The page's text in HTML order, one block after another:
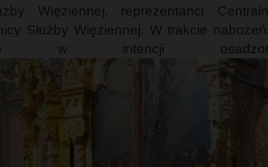
Więziennej, reprezentanci
Służby Więziennej. W trakcie
w intencji